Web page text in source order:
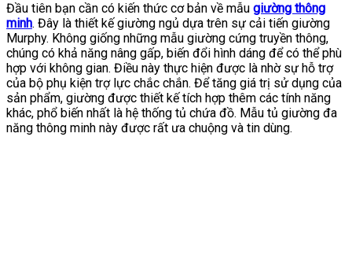
Đầu tiên bạn cần có kiến thức cơ bản về mẫu giường thông
minh. Đây là thiết kế giường ngủ dựa trên sự cải tiến giường
Murphy. Không giống những mẫu giường cứng truyền thông,
chúng có khả năng nâng gấp, biến đổi hình dáng để có thể phù
hợp với không gian. Điều này thực hiện được là nhờ sự hỗ trợ
của bộ phụ kiện trợ lực chắc chắn. Để tăng giá trị sử dụng của
sản phẩm, giường được thiết kế tích hợp thêm các tính năng
khác, phổ biến nhất là hệ thống tủ chứa đồ. Mẫu tủ giường đa
năng thông minh này được rất ưa chuộng và tin dùng.